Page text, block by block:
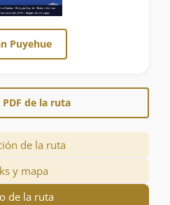
Puyehue
PDF de la ruta
de la ruta
y mapa
de la ruta